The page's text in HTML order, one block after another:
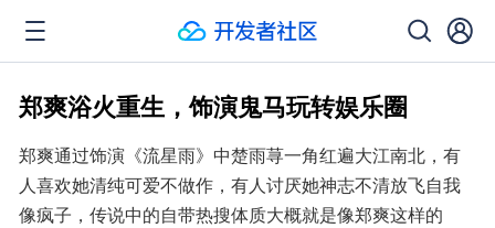
郑爽浴火重生，饰演鬼马玩转娱乐圈
郑爽通过饰演《流星雨》中楚雨荨一角红遍大江南北，有
人喜欢她清纯可爱不做作，有人讨厌她神志不清放飞自我
像疯子，传说中的自带热搜体质大概就是像郑爽这样的